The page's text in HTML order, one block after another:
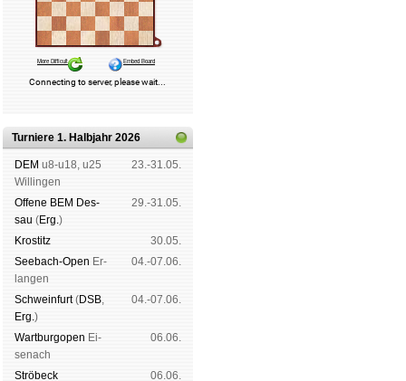
Turniere 1. Halbjahr 2026
DEM u8-u18, u25
Wil­lin­gen
23.-31.05.
Offene BEM Des­
sau (Erg.)
29.-31.05.
Kros­titz
30.05.
See­bach-Open Er­
lan­gen
04.-07.06.
Schwein­furt(DSB,
Erg.)
04.-07.06.
Wart­burg­open Ei­
se­nach
06.06.
Strö­beck
06.06.